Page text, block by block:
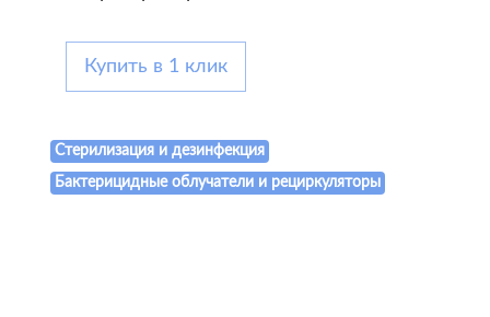
Купить в 1 клик
Стерилизация и дезинфекция
Бактерицидные облучатели и рециркуляторы